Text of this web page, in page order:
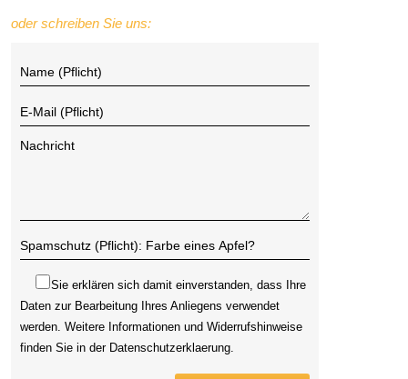
oder schreiben Sie uns:
Sie erklären sich damit einverstanden, dass Ihre
Daten zur Bearbeitung Ihres Anliegens verwendet
werden. Weitere Informationen und Widerrufshinweise
finden Sie in der Datenschutzerklaerung.